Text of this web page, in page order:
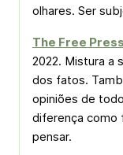
olhares. Ser
The Free Press
2022. Mistura a
dos fatos.
opiniões de
diferença como
pensar.